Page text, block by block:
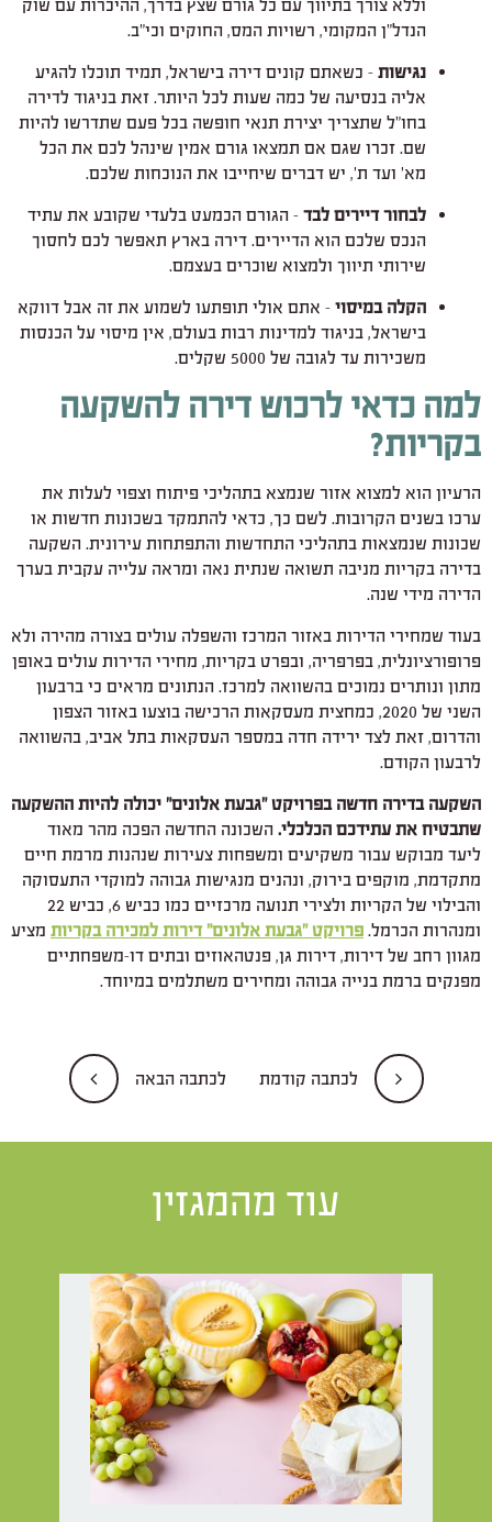
וללא צורך בתיווך עם כל גורם שצץ בדרך, ההיכרות עם שוק
הנדל"ן המקומי, רשויות המס, החוקים וכי"ב.
נגישות – כשאתם קונים דירה בישראל, תמיד תוכלו להגיע
אליה בנסיעה של כמה שעות לכל היותר. זאת בניגוד לדירה
בחו"ל שתצריך יצירת תנאי חופשה בכל פעם שתדרשו להיות
שם. זכרו שגם אם תמצאו גורם אמין שינהל לכם את הכל
מא' ועד ת', יש דברים שיחייבו את הנוכחות שלכם.
לבחור דיירים לבד – הגורם הכמעט בלעדי שקובע את עתיד
הנכס שלכם הוא הדיירים. דירה בארץ תאפשר לכם לחסוך
שירותי תיווך ולמצוא שוכרים בעצמם.
הקלה במיסוי – אתם אולי תופתעו לשמוע את זה אבל דווקא
בישראל, בניגוד למדינות רבות בעולם, אין מיסוי על הכנסות
משכירות עד לגובה של 5000 שקלים.
למה כדאי לרכוש דירה להשקעה
בקריות?
הרעיון הוא למצוא אזור שנמצא בתהליכי פיתוח וצפוי לעלות את
ערכו בשנים הקרובות. לשם כך, כדאי להתמקד בשכונות חדשות או
שכונות שנמצאות בתהליכי התחדשות והתפתחות עירונית. השקעה
בדירה בקריות מניבה תשואה שנתית נאה ומראה עלייה עקבית בערך
הדירה מידי שנה.
בעוד שמחירי הדירות באזור המרכז והשפלה עולים בצורה מהירה ולא
פרופורציונלית, בפרפריה, ובפרט בקריות, מחירי הדירות עולים באופן
מתון ונותרים נמוכים בהשוואה למרכז. הנתונים מראים כי ברבעון
השני של 2020, כמחצית מעסקאות הרכישה בוצעו באזור הצפון
והדרום, זאת לצד ירידה חדה במספר העסקאות בתל אביב, בהשוואה
לרבעון הקודם.
השקעה בדירה חדשה בפרויקט "גבעת אלונים" יכולה להיות ההשקעה
שתבטיח את עתידכם הכלכלי. השכונה החדשה הפכה מהר מאוד
ליעד מבוקש עבור משקיעים ומשפחות צעירות שנהנות מרמת חיים
מתקדמת, מוקפים בירוק, ונהנים מנגישות גבוהה למוקדי התעסוקה
והבילוי של הקריות ולצירי תנועה מרכזיים כמו כביש 6, כביש 22
ומנהרות הכרמל. פרויקט "גבעת אלונים" דירות למכירה בקריות מציע
מגוון רחב של דירות, דירות גן, פנטהאוזים ובתים דו-משפחתיים
מפנקים ברמת בנייה גבוהה ומחירים משתלמים במיוחד.
לכתבה קודמת לכתבה הבאה
עוד מהמגזין